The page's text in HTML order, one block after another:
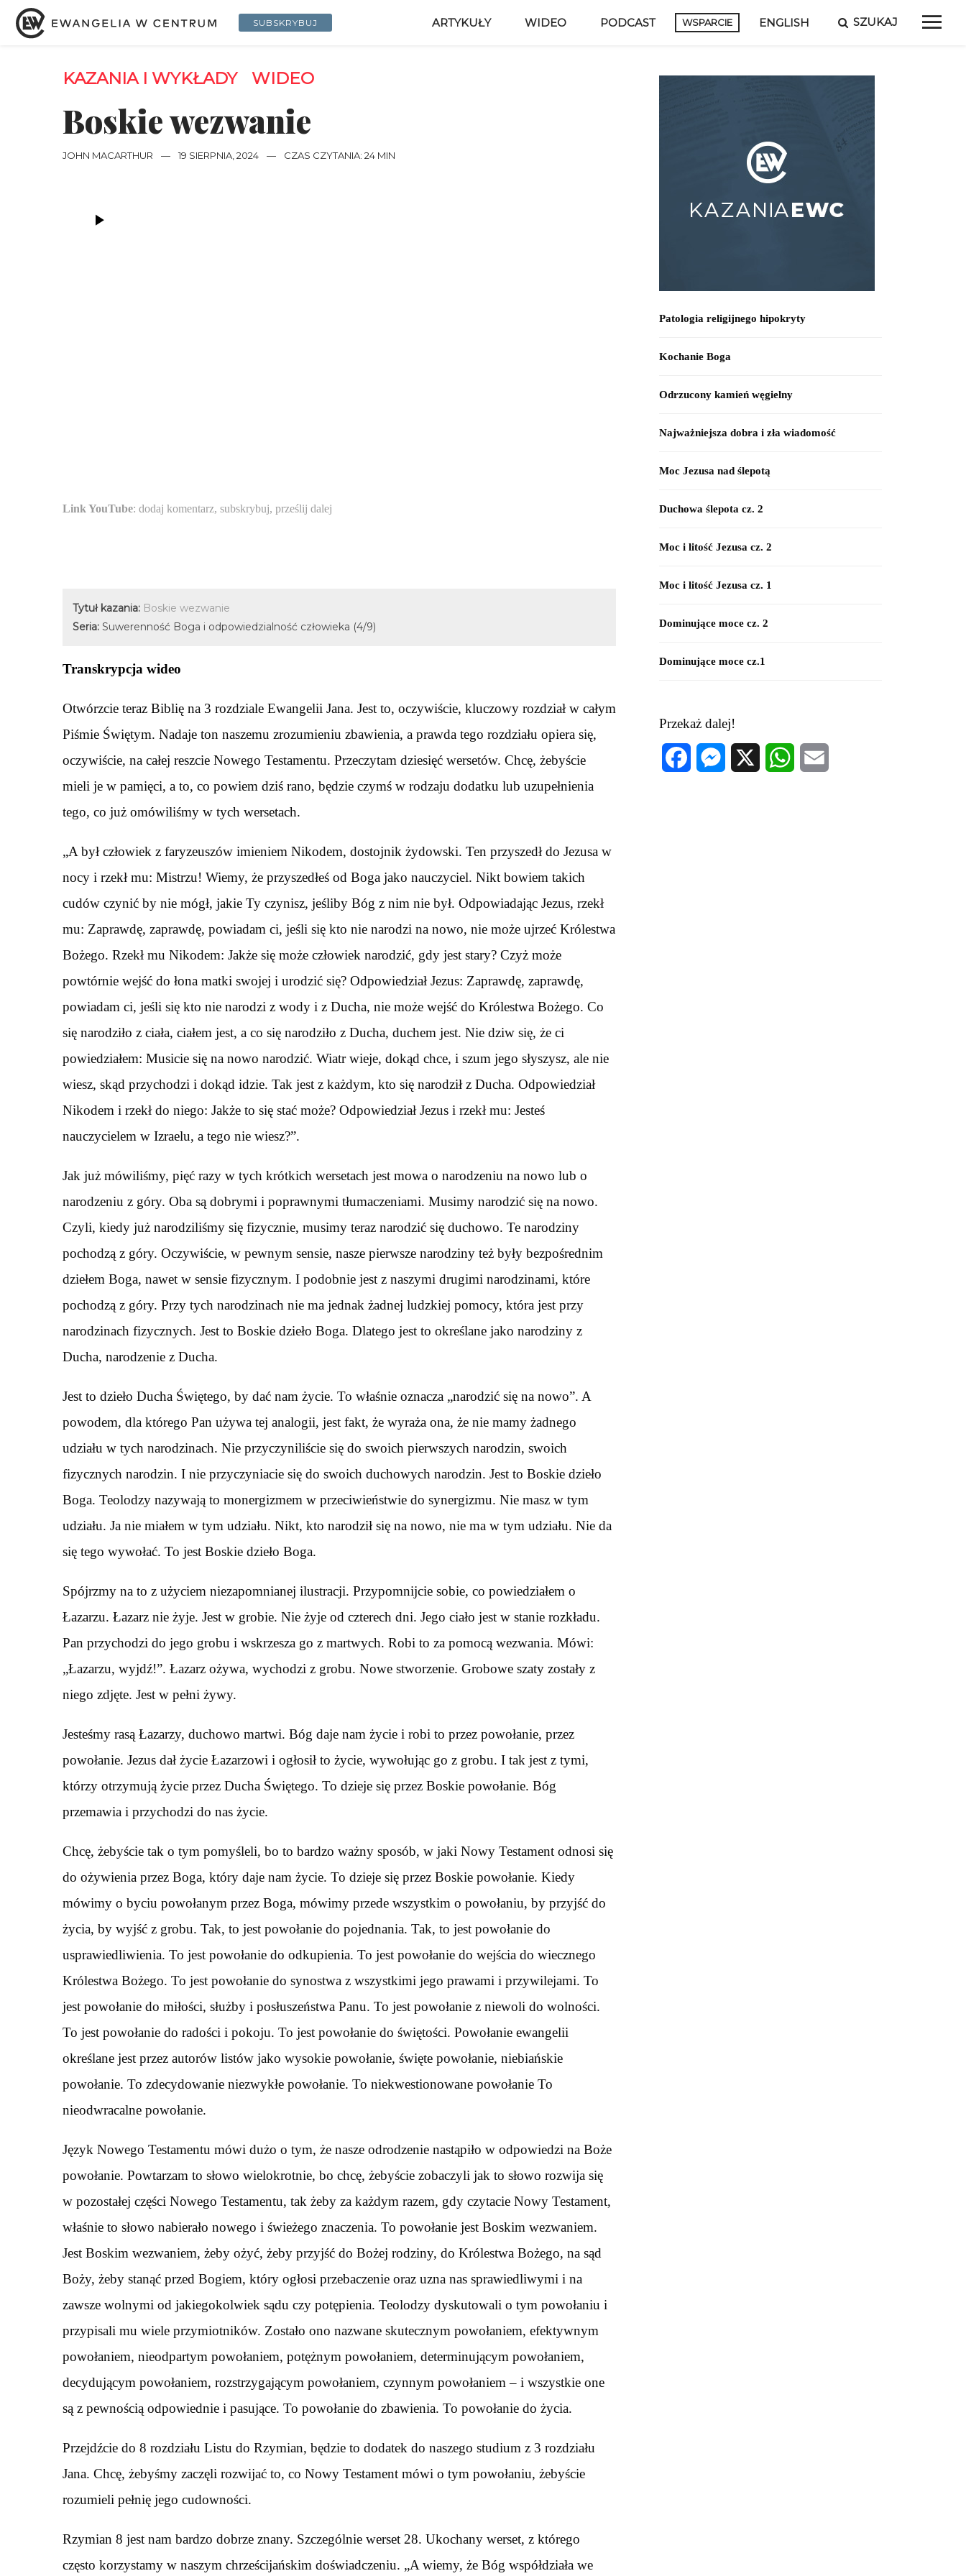
SUBSKRYBUJ ARTYKUŁY WIDEO PODCAST WSPARCIE ENGLISH SZUKAJ
KAZANIA I WYKŁADY WIDEO
Boskie wezwanie
JOHN MACARTHUR — 19 SIERPNIA, 2024 — CZAS CZYTANIA: 24 MIN
Link YouTube: dodaj komentarz, subskrybuj, prześlij dalej
Tytuł kazania: Boskie wezwanie
Seria: Suwerenność Boga i odpowiedzialność człowieka (4/9)
Transkrypcja wideo
Otwórzcie teraz Biblię na 3 rozdziale Ewangelii Jana. Jest to, oczywiście, kluczowy rozdział w całym
Piśmie Świętym. Nadaje ton naszemu zrozumieniu zbawienia, a prawda tego rozdziału opiera się,
oczywiście, na całej reszcie Nowego Testamentu. Przeczytam dziesięć wersetów. Chcę, żebyście
mieli je w pamięci, a to, co powiem dziś rano, będzie czymś w rodzaju dodatku lub uzupełnienia
tego, co już omówiliśmy w tych wersetach.
„A był człowiek z faryzeuszów imieniem Nikodem, dostojnik żydowski. Ten przyszedł do Jezusa w
nocy i rzekł mu: Mistrzu! Wiemy, że przyszedłeś od Boga jako nauczyciel. Nikt bowiem takich
cudów czynić by nie mógł, jakie Ty czynisz, jeśliby Bóg z nim nie był. Odpowiadając Jezus, rzekł
mu: Zaprawdę, zaprawdę, powiadam ci, jeśli się kto nie narodzi na nowo, nie może ujrzeć Królestwa
Bożego. Rzekł mu Nikodem: Jakże się może człowiek narodzić, gdy jest stary? Czyż może
powtórnie wejść do łona matki swojej i urodzić się? Odpowiedział Jezus: Zaprawdę, zaprawdę,
powiadam ci, jeśli się kto nie narodzi z wody i z Ducha, nie może wejść do Królestwa Bożego. Co
się narodziło z ciała, ciałem jest, a co się narodziło z Ducha, duchem jest. Nie dziw się, że ci
powiedziałem: Musicie się na nowo narodzić. Wiatr wieje, dokąd chce, i szum jego słyszysz, ale nie
wiesz, skąd przychodzi i dokąd idzie. Tak jest z każdym, kto się narodził z Ducha. Odpowiedział
Nikodem i rzekł do niego: Jakże to się stać może? Odpowiedział Jezus i rzekł mu: Jesteś
nauczycielem w Izraelu, a tego nie wiesz?”.
Jak już mówiliśmy, pięć razy w tych krótkich wersetach jest mowa o narodzeniu na nowo lub o
narodzeniu z góry. Oba są dobrymi i poprawnymi tłumaczeniami. Musimy narodzić się na nowo.
Czyli, kiedy już narodziliśmy się fizycznie, musimy teraz narodzić się duchowo. Te narodziny
pochodzą z góry. Oczywiście, w pewnym sensie, nasze pierwsze narodziny też były bezpośrednim
dziełem Boga, nawet w sensie fizycznym. I podobnie jest z naszymi drugimi narodzinami, które
pochodzą z góry. Przy tych narodzinach nie ma jednak żadnej ludzkiej pomocy, która jest przy
narodzinach fizycznych. Jest to Boskie dzieło Boga. Dlatego jest to określane jako narodziny z
Ducha, narodzenie z Ducha.
Jest to dzieło Ducha Świętego, by dać nam życie. To właśnie oznacza „narodzić się na nowo”. A
powodem, dla którego Pan używa tej analogii, jest fakt, że wyraża ona, że nie mamy żadnego
udziału w tych narodzinach. Nie przyczyniliście się do swoich pierwszych narodzin, swoich
fizycznych narodzin. I nie przyczyniacie się do swoich duchowych narodzin. Jest to Boskie dzieło
Boga. Teolodzy nazywają to monergizmem w przeciwieństwie do synergizmu. Nie masz w tym
udziału. Ja nie miałem w tym udziału. Nikt, kto narodził się na nowo, nie ma w tym udziału. Nie da
się tego wywołać. To jest Boskie dzieło Boga.
Spójrzmy na to z użyciem niezapomnianej ilustracji. Przypomnijcie sobie, co powiedziałem o
Łazarzu. Łazarz nie żyje. Jest w grobie. Nie żyje od czterech dni. Jego ciało jest w stanie rozkładu.
Pan przychodzi do jego grobu i wskrzesza go z martwych. Robi to za pomocą wezwania. Mówi:
„Łazarzu, wyjdź!”. Łazarz ożywa, wychodzi z grobu. Nowe stworzenie. Grobowe szaty zostały z
niego zdjęte. Jest w pełni żywy.
Jesteśmy rasą Łazarzy, duchowo martwi. Bóg daje nam życie i robi to przez powołanie, przez
powołanie. Jezus dał życie Łazarzowi i ogłosił to życie, wywołując go z grobu. I tak jest z tymi,
którzy otrzymują życie przez Ducha Świętego. To dzieje się przez Boskie powołanie. Bóg
przemawia i przychodzi do nas życie.
Chcę, żebyście tak o tym pomyśleli, bo to bardzo ważny sposób, w jaki Nowy Testament odnosi się
do ożywienia przez Boga, który daje nam życie. To dzieje się przez Boskie powołanie. Kiedy
mówimy o byciu powołanym przez Boga, mówimy przede wszystkim o powołaniu, by przyjść do
życia, by wyjść z grobu. Tak, to jest powołanie do pojednania. Tak, to jest powołanie do
usprawiedliwienia. To jest powołanie do odkupienia. To jest powołanie do wejścia do wiecznego
Królestwa Bożego. To jest powołanie do synostwa z wszystkimi jego prawami i przywilejami. To
jest powołanie do miłości, służby i posłuszeństwa Panu. To jest powołanie z niewoli do wolności.
To jest powołanie do radości i pokoju. To jest powołanie do świętości. Powołanie ewangelii
określane jest przez autorów listów jako wysokie powołanie, święte powołanie, niebiańskie
powołanie. To zdecydowanie niezwykłe powołanie. To niekwestionowane powołanie To
nieodwracalne powołanie.
Język Nowego Testamentu mówi dużo o tym, że nasze odrodzenie nastąpiło w odpowiedzi na Boże
powołanie. Powtarzam to słowo wielokrotnie, bo chcę, żebyście zobaczyli jak to słowo rozwija się
w pozostałej części Nowego Testamentu, tak żeby za każdym razem, gdy czytacie Nowy Testament,
właśnie to słowo nabierało nowego i świeżego znaczenia. To powołanie jest Boskim wezwaniem.
Jest Boskim wezwaniem, żeby ożyć, żeby przyjść do Bożej rodziny, do Królestwa Bożego, na sąd
Boży, żeby stanąć przed Bogiem, który ogłosi przebaczenie oraz uzna nas sprawiedliwymi i na
zawsze wolnymi od jakiegokolwiek sądu czy potępienia. Teolodzy dyskutowali o tym powołaniu i
przypisali mu wiele przymiotników. Zostało ono nazwane skutecznym powołaniem, efektywnym
powołaniem, nieodpartym powołaniem, potężnym powołaniem, determinującym powołaniem,
decydującym powołaniem, rozstrzygającym powołaniem, czynnym powołaniem – i wszystkie one
są z pewnością odpowiednie i pasujące. To powołanie do zbawienia. To powołanie do życia.
Przejdźcie do 8 rozdziału Listu do Rzymian, będzie to dodatek do naszego studium z 3 rozdziału
Jana. Chcę, żebyśmy zaczęli rozwijać to, co Nowy Testament mówi o tym powołaniu, żebyście
rozumieli pełnię jego cudowności.
Rzymian 8 jest nam bardzo dobrze znany. Szczególnie werset 28. Ukochany werset, z którego
często korzystamy w naszym chrześcijańskim doświadczeniu. „A wiemy, że Bóg współdziała we
Patologia religijnego hipokryty
Kochanie Boga
Odrzucony kamień węgielny
Najważniejsza dobra i zła wiadomość
Moc Jezusa nad ślepotą
Duchowa ślepota cz. 2
Moc i litość Jezusa cz. 2
Moc i litość Jezusa cz. 1
Dominujące moce cz. 2
Dominujące moce cz.1
Przekaż dalej!